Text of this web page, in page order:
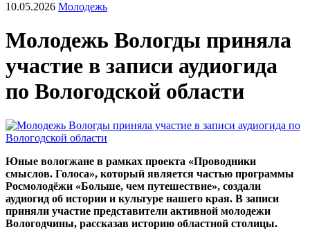
10.05.2026 Молодежь
Молодежь Вологды приняла
участие в записи аудиогида
по Вологодской области
Юные вологжане в рамках проекта «Проводники
смыслов. Голоса», который является частью программы
Росмолодёжи «Больше, чем путешествие», создали
аудиогид об истории и культуре нашего края. В записи
приняли участие представители активной молодежи
Вологодчины, рассказав историю областной столицы.